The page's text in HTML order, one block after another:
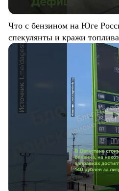
Что с бензином на Юге
спекулянты и кражи